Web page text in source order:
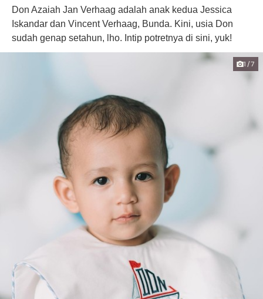
Don Azaiah Jan Verhaag adalah anak kedua Jessica
Iskandar dan Vincent Verhaag, Bunda. Kini, usia Don
sudah genap setahun, lho. Intip potretnya di sini, yuk!
1/7